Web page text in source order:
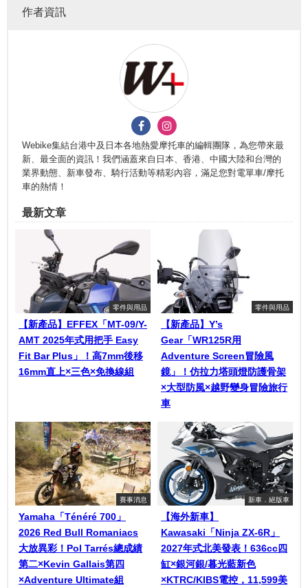
作者資訊
Webike集結台港中及日本各地熱愛摩托車的編輯團隊，為您帶來最
新、最全面的資訊！我們涵蓋來自日本、香港、中國大陸和台灣的
業界動態、新車發布、騎行活動等精彩內容，滿足您對電單車/摩托
車的熱情！
最新文章
零件與用品
【新產品】EFFEX「MT-09/Y-
AMT 2025年式用把手 Easy
Fit Bar Plus」！高7mm後移
16mm直上×三色×免換線組
零件與用品
【新產品】Y’s
Gear「WR125R用
Adventure Screen冒險風
鏡」！仿拉力塔頭燈防護骨架
×大型防風×越野變身冒險旅行
車
賽事消息
Yamaha「Ténéré 700」
2026 Red Bull Romaniacs
大放異彩！Pol Tarrés總成績
第二×Kevin Gallais第四
×Adventure Ultimate組
新車．絕版車
【海外新車】
Kawasaki「Ninja ZX-6R」
2027年式北美發表！636cc四
缸×銀河銀/暮光藍新色
×KTRC/KIBS電控，11,599美